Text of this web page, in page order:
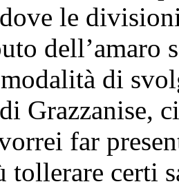
le
dell’amaro
di
Grazzanise,
far
tollerare certi